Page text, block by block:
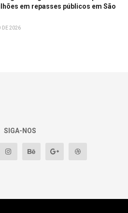
em repasses públicos em São
DE 2026
SIGA-NOS